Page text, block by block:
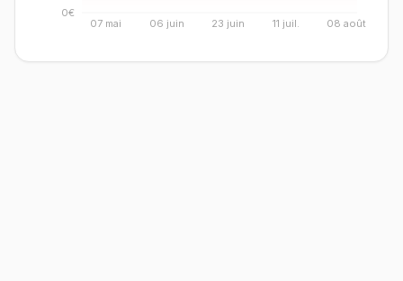
07 mai 06 juin 23 juin 11 juil. 08 août
0€